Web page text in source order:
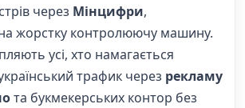
через Мінцифри,
жорстку контролюючу машину.
усі, хто намагається
трафик через рекламу
та букмекерських контор без